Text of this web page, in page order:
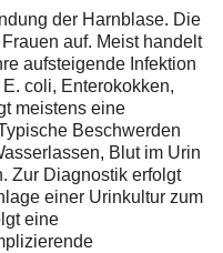
der Harnblase. Die
auf. Meist handelt
aufsteigende Infektion
coli, Enterokokken,
meistens eine
Beschwerden
Blut im Urin
Zur Diagnostik erfolgt
einer Urinkultur zum
eine